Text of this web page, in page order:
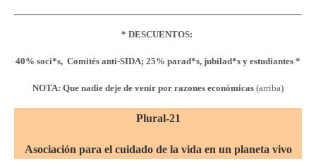
* DESCUENTOS:
40% soci*s, Comités anti-SIDA; 25% parad*s, jubilad*s y estudiantes *
NOTA: Que nadie deje de venir por razones económicas (arriba)
Plural-21
Asociación para el cuidado de la vida en un planeta vivo